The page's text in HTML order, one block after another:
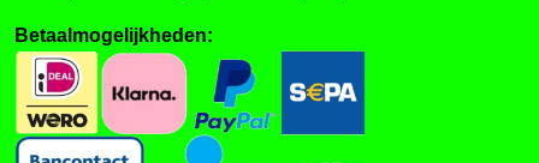
Betaalmogelijkheden: